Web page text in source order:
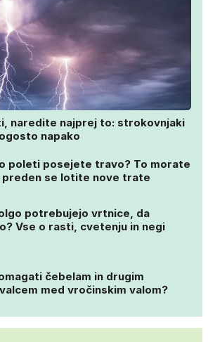
naredite najprej to: strokovnjaki
napako
poleti posejete travo? To morate
se lotite nove trate
potrebujejo vrtnice, da
Vse o rasti, cvetenju in negi
čebelam in drugim
med vročinskim valom?